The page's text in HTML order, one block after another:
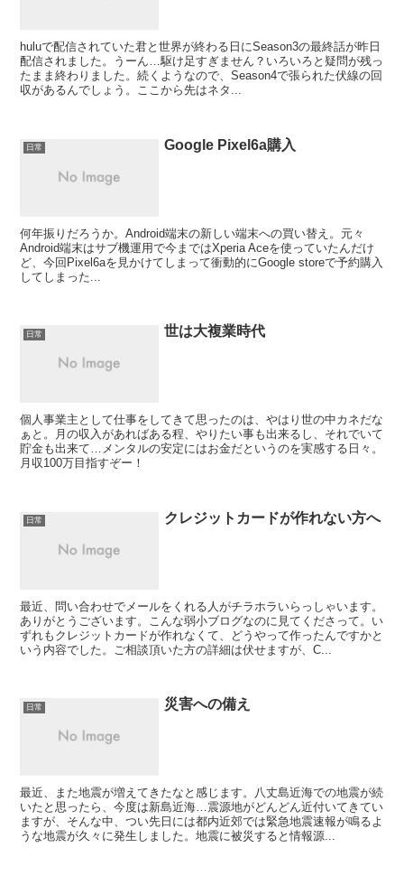
huluで配信されていた君と世界が終わる日にSeason3の最終話が昨日
配信されました。うーん…駆け足すぎません？いろいろと疑問が残っ
たまま終わりました。続くようなので、Season4で張られた伏線の回
収があるんでしょう。ここから先はネタ...
日常 Google Pixel6a購入
何年振りだろうか。Android端末の新しい端末への買い替え。元々
Android端末はサブ機運用で今まではXperia Aceを使っていたんだけ
ど、今回Pixel6aを見かけてしまって衝動的にGoogle storeで予約購入
してしまった...
日常 世は大複業時代
個人事業主として仕事をしてきて思ったのは、やはり世の中カネだな
ぁと。月の収入があればある程、やりたい事も出来るし、それでいて
貯金も出来て…メンタルの安定にはお金だというのを実感する日々。
月収100万目指すぞー！
日常 クレジットカードが作れない方へ
最近、問い合わせでメールをくれる人がチラホラいらっしゃいます。
ありがとうございます。こんな弱小ブログなのに見てくださって。い
ずれもクレジットカードが作れなくて、どうやって作ったんですかと
いう内容でした。ご相談頂いた方の詳細は伏せますが、C...
日常 災害への備え
最近、また地震が増えてきたなと感じます。八丈島近海での地震が続
いたと思ったら、今度は新島近海…震源地がどんどん近付いてきてい
ますが、そんな中、つい先日には都内近郊では緊急地震速報が鳴るよ
うな地震が久々に発生しました。地震に被災すると情報源...